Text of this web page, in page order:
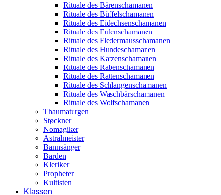
Rituale des Bärenschamanen
Rituale des Büffelschamanen
Rituale des Eidechsenschamanen
Rituale des Eulenschamanen
Rituale des Fledermausschamanen
Rituale des Hundeschamanen
Rituale des Katzenschamanen
Rituale des Rabenschamanen
Rituale des Rattenschamanen
Rituale des Schlangenschamanen
Rituale des Waschbärschamanen
Rituale des Wolfschamanen
Thaumaturgen
Støckner
Nomagiker
Astralmeister
Bannsänger
Barden
Kleriker
Propheten
Kultisten
Klassen